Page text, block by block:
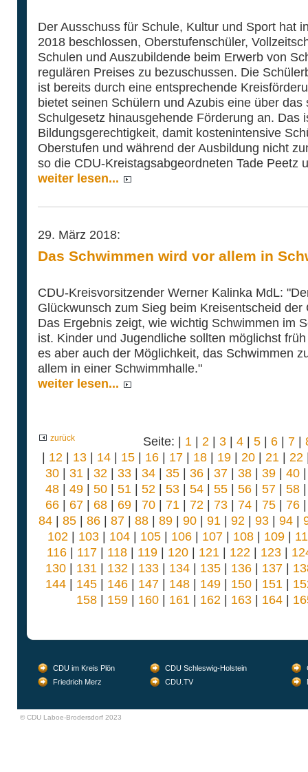
Der Ausschuss für Schule, Kultur und Sport hat
2018 beschlossen, Oberstufenschüler,
Schulen und Auszubildende beim Erwerb von
regulären Preises zu bezuschussen. Die
ist bereits durch eine entsprechende
bietet seinen Schülern und Azubis eine über
Schulgesetz hinausgehende Förderung an. Das
Bildungsgerechtigkeit, damit kostenintensive
Oberstufen und während der Ausbildung nicht
so die CDU-Kreistagsabgeordneten Tade Peetz
weiter lesen...
29. März 2018:
Das Schwimmen wird vor allem in
CDU-Kreisvorsitzender Werner Kalinka MdL:
Glückwunsch zum Sieg beim Kreisentscheid
Das Ergebnis zeigt, wie wichtig Schwimmen im
ist. Kinder und Jugendliche sollten möglichst
es aber auch der Möglichkeit, das Schwimmen
allem in einer Schwimmhalle."
weiter lesen...
zurück Seite: | 1 | 2 | 3 | 4 | 5 | 6 | 7 |
| 12 | 13| 14| 15| 16| 17| 18| 19| 20| 21 | 22
30| 31 | 32 | 33| 34| 35| 36| 37| 38| 39| 40
48| 49| 50| 51 | 52 | 53| 54| 55| 56| 57| 58
66| 67| 68| 69| 70| 71 | 72 | 73| 74| 75| 76
84| 85| 86| 87| 88| 89| 90| 91 | 92 | 93| 94|
102 | 103 | 104 | 105 | 106 | 107 | 108 | 109 |
116| 117| 118| 119| 120| 121 | 122 | 123|
130| 131 | 132 | 133| 134| 135| 136| 137|
144| 145| 146| 147| 148| 149| 150| 151 |
158| 159| 160| 161 | 162 | 163| 164|
CDU im Kreis Plön CDU Schleswig-Holstein
Friedrich Merz
CDU.TV
© CDU Laboe-Brodersdorf 2023